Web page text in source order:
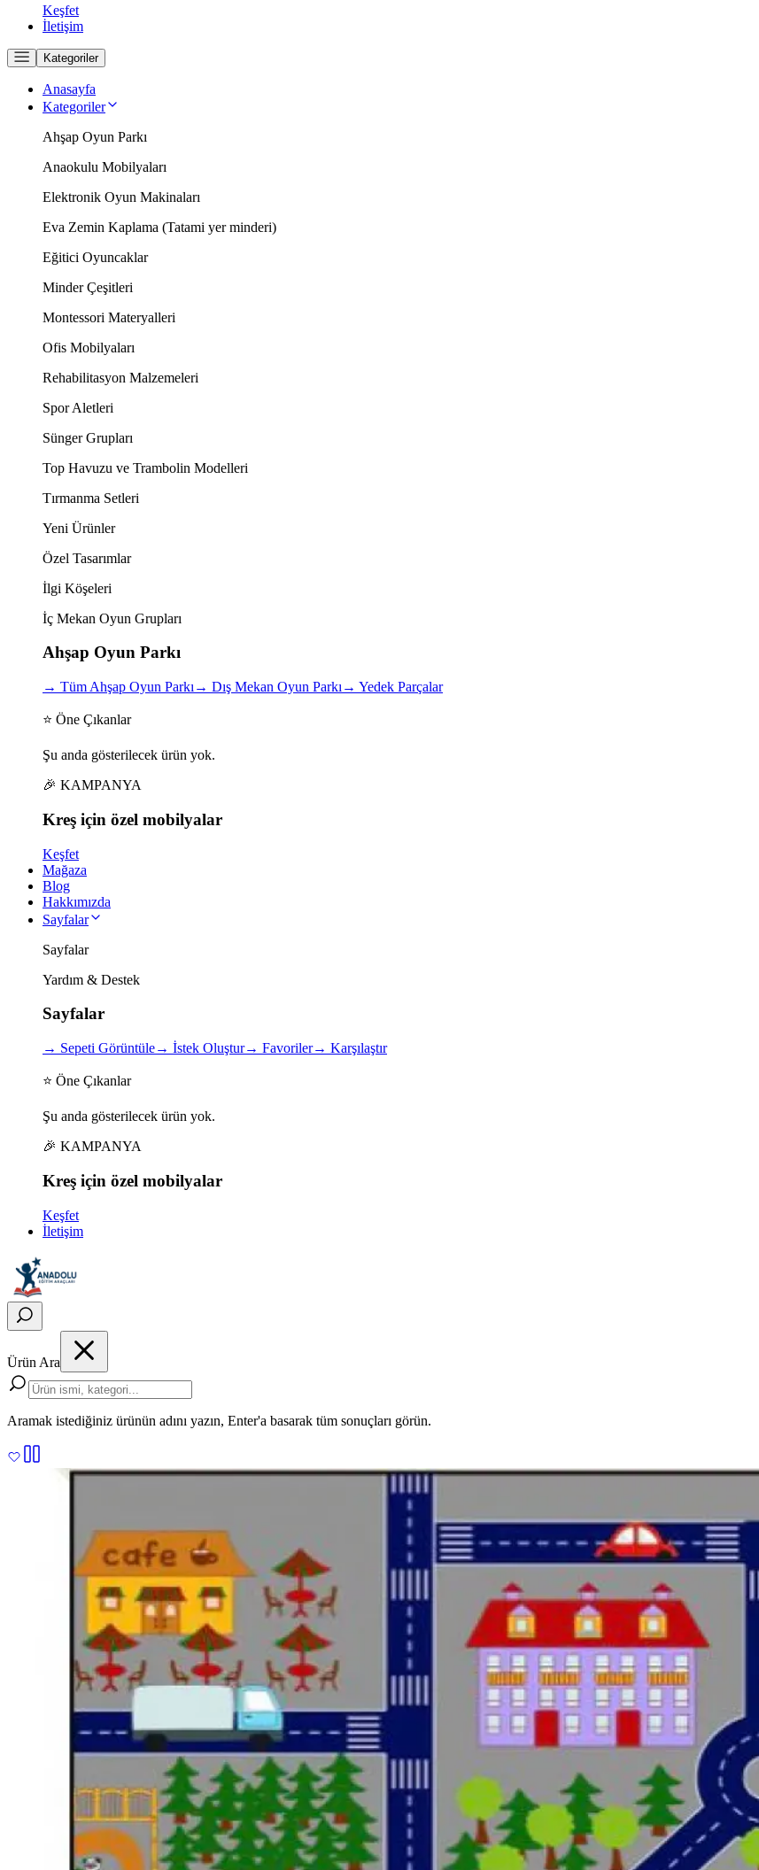
Keşfet
İletişim
Kategoriler
Anasayfa
Kategoriler
Ahşap Oyun Parkı
Anaokulu Mobilyaları
Elektronik Oyun Makinaları
Eva Zemin Kaplama (Tatami yer minderi)
Eğitici Oyuncaklar
Minder Çeşitleri
Montessori Materyalleri
Ofis Mobilyaları
Rehabilitasyon Malzemeleri
Spor Aletleri
Sünger Grupları
Top Havuzu ve Trambolin Modelleri
Tırmanma Setleri
Yeni Ürünler
Özel Tasarımlar
İlgi Köşeleri
İç Mekan Oyun Grupları
Ahşap Oyun Parkı
→ Tüm Ahşap Oyun Parkı → Dış Mekan Oyun Parkı → Yedek Parçalar
⭐ Öne Çıkanlar
Şu anda gösterilecek ürün yok.
🎉 KAMPANYA
Kreş için özel mobilyalar
Keşfet
Mağaza
Blog
Hakkımızda
Sayfalar
Sayfalar
Yardım & Destek
Sayfalar
→ Sepeti Görüntüle→ İstek Oluştur→ Favoriler→ Karşılaştır
⭐ Öne Çıkanlar
Şu anda gösterilecek ürün yok.
🎉 KAMPANYA
Kreş için özel mobilyalar
Keşfet
İletişim
Ürün Ara
Aramak istediğiniz ürünün adını yazın, Enter'a basarak tüm sonuçları görün.